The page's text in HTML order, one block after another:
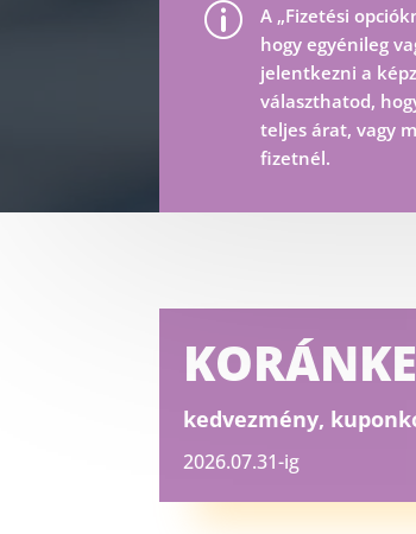
p
A „Fizetési
hogy egyénileg
jelentkezni a
választhatod,
teljes árat, vagy
fizetnél.
kedvezmény,
2026.07.31-ig